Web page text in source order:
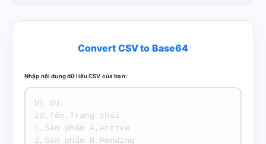
Convert CSV to Base64
Nhập nội dung dữ liệu CSV của bạn: